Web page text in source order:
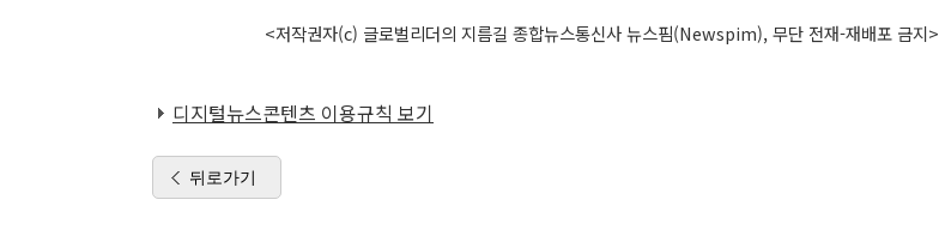
<저작권자(c) 글로벌리더의 지름길 종합뉴스통신사 뉴스핌(Newspim), 무단 전재-재배포 금지>
디지털뉴스콘텐츠 이용규칙 보기
뒤로가기